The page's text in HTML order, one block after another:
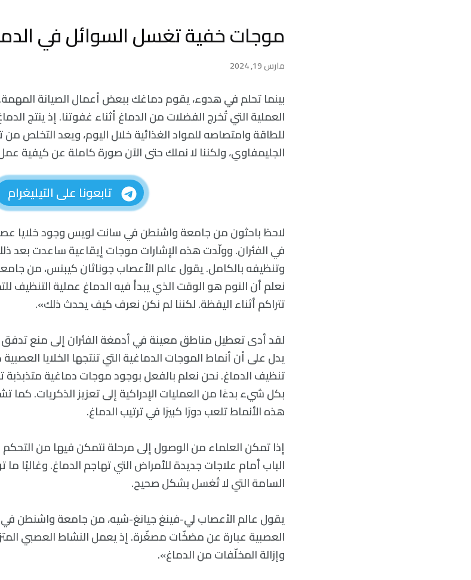
موجات خفية تغسل السوائل في
مارس 19, 2024
بينما تحلم في هدوء، يقوم دماغك ببعض أعمال الصيانة
العملية التي تُخرج الفضلات من الدماغ أثناء غفوتنا. إذ ينتج
للطاقة وامتصاصه للمواد الغذائية خلال اليوم، ويعد التخلص
الجليمفاوي، ولكننا لا نملك حتى الآن صورة كاملة عن كيفية
تابعونا على التيليغرام
لاحظ باحثون من جامعة واشنطن في سانت لويس وجود خلايا
في الفئران. وولّدت هذه الإشارات موجات إيقاعية ساعدت بعد
وتنظيفه بالكامل. يقول عالم الأعصاب جوناثان كيبنس، من
نعلم أن النوم هو الوقت الذي يبدأ فيه الدماغ عملية التنظيف
تتراكم أثناء اليقظة. لكننا لم نكن نعرف كيف يحدث ذلك».
لقد أدى تعطيل مناطق معينة في أدمغة الفئران إلى منع
يدل على أن أنماط الموجات الدماغية التي تنتجها الخلايا
تنظيف الدماغ. نحن نعلم بالفعل بوجود موجات دماغية متذبذبة
بكل شيء بدءًا من العمليات الإدراكية إلى تعزيز الذكريات. كما
هذه الأنماط تلعب دورًا كبيرًا في ترتيب الدماغ.
إذا تمكن العلماء من الوصول إلى مرحلة نتمكن فيها من
الباب أمام علاجات جديدة للأمراض التي تهاجم الدماغ. وغالبًا ما
السامة التي لا تُغسل بشكل صحيح.
يقول عالم الأعصاب لي-فينغ جيانغ-شيه، من جامعة واشنطن
العصبية عبارة عن مضخّات مصغّرة. إذ يعمل النشاط العصبي
وإزالة المخلّفات من الدماغ».